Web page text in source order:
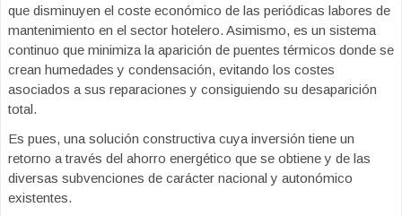
que disminuyen el coste económico de las periódicas labores de
mantenimiento en el sector hotelero. Asimismo, es un sistema
continuo que minimiza la aparición de puentes térmicos donde se
crean humedades y condensación, evitando los costes
asociados a sus reparaciones y consiguiendo su desaparición
total.
Es pues, una solución constructiva cuya inversión tiene un
retorno a través del ahorro energético que se obtiene y de las
diversas subvenciones de carácter nacional y autonómico
existentes.